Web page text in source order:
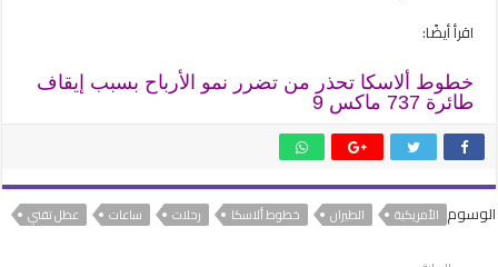
اقرأ أيضًا:
خطوط ألاسكا تحذر من تضرر نمو الأرباح بسبب إيقاف
طائرة 737 ماكس 9
الوسوم الأمريكية الطيران خطوط ألاسكا رحلات ساعات عطل تقني